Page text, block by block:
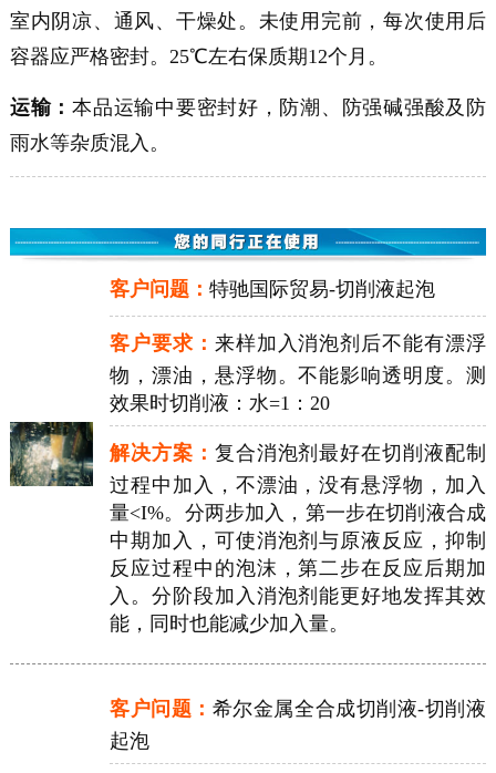
室内阴凉、通风、干燥处。未使用完前，每次使用后
容器应严格密封。25℃左右保质期12个月。
运输：本品运输中要密封好，防潮、防强碱强酸及防
雨水等杂质混入。
客户问题： 特驰国际贸易-切削液起泡
客户要求： 来样加入消泡剂后不能有漂浮
物，漂油，悬浮物。不能影响透明度。测
效果时切削液：水=1：20
解决方案： 复合消泡剂最好在切削液配制
过程中加入，不漂油，没有悬浮物，加入
量<I%。分两步加入，第一步在切削液合成
中期加入，可使消泡剂与原液反应，抑制
反应过程中的泡沫，第二步在反应后期加
入。分阶段加入消泡剂能更好地发挥其效
能，同时也能减少加入量。
客户问题： 希尔金属全合成切削液-切削液
起泡